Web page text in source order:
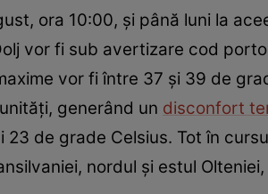
ora 10:00, și până luni la
vor fi sub avertizare cod
vor fi între 37 și 39 de
generând un disconfort
23 de grade Celsius. Tot în
nordul și estul